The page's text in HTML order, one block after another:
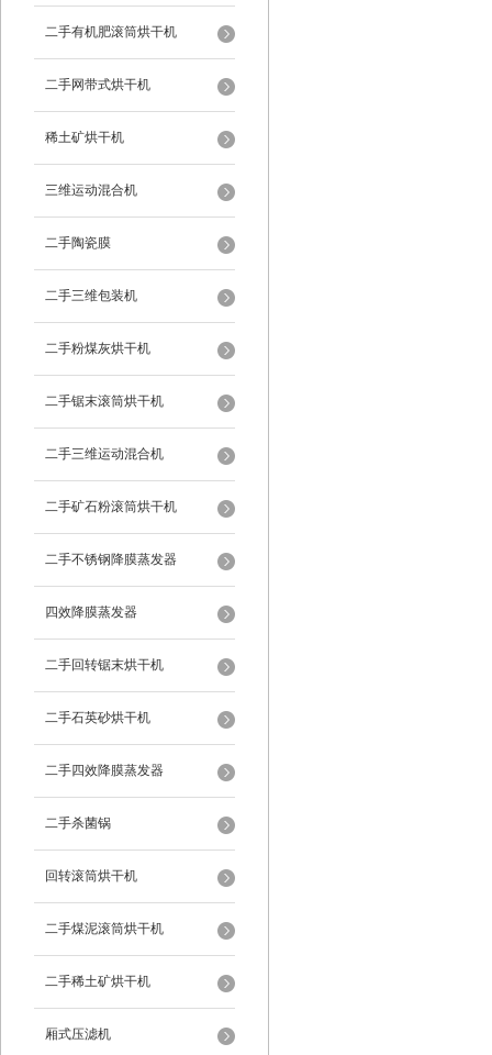
二手有机肥滚筒烘干机
二手网带式烘干机
稀土矿烘干机
三维运动混合机
二手陶瓷膜
二手三维包装机
二手粉煤灰烘干机
二手锯末滚筒烘干机
二手三维运动混合机
二手矿石粉滚筒烘干机
二手不锈钢降膜蒸发器
四效降膜蒸发器
二手回转锯末烘干机
二手石英砂烘干机
二手四效降膜蒸发器
二手杀菌锅
回转滚筒烘干机
二手煤泥滚筒烘干机
二手稀土矿烘干机
厢式压滤机